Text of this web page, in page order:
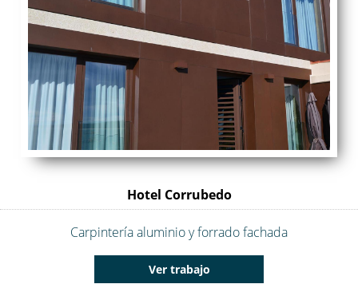
Hotel Corrubedo
Carpintería aluminio y forrado fachada
Ver trabajo